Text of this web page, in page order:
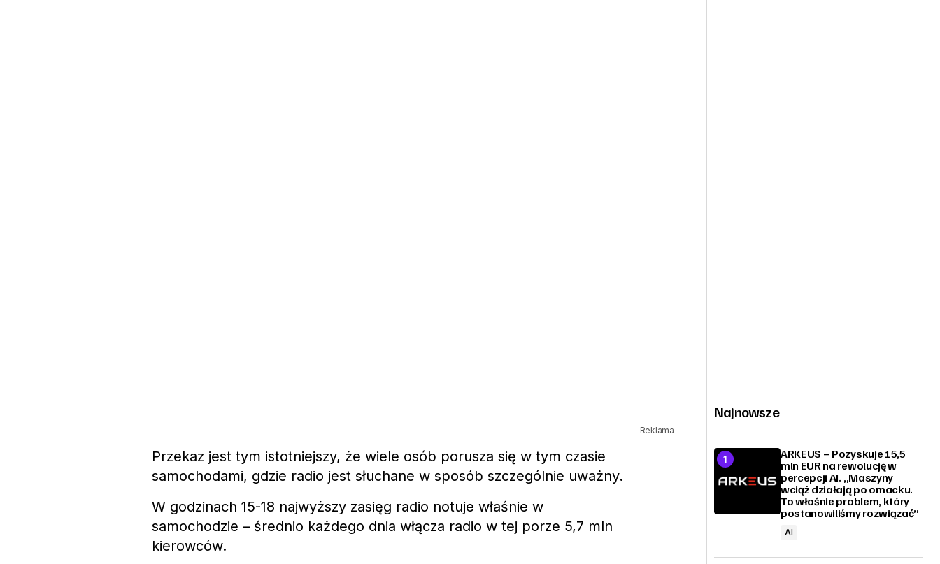
Reklama
Przekaz jest tym istotniejszy, że wiele osób porusza się w tym czasie
samochodami, gdzie radio jest słuchane w sposób szczególnie uważny.
W godzinach 15-18 najwyższy zasięg radio notuje właśnie w
samochodzie – średnio każdego dnia włącza radio w tej porze 5,7 mln
kierowców.
Najnowsze
ARKEUS – Pozyskuje 15,5
mln EUR na rewolucję w
percepcji AI. „Maszyny
wciąż działają po omacku.
To właśnie problem, który
postanowiliśmy rozwiązać”
AI